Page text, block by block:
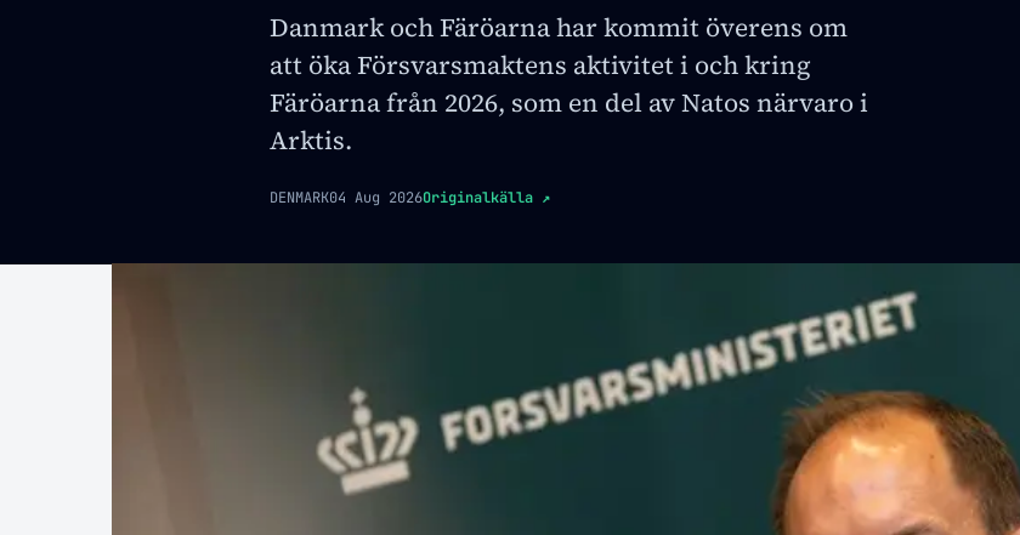
Danmark och Färöarna har kommit överens om
att öka Försvarsmaktens aktivitet i och kring
Färöarna från 2026, som en del av Natos närvaro i
Arktis.
DENMARK04 Aug 2026Originalkälla ↗